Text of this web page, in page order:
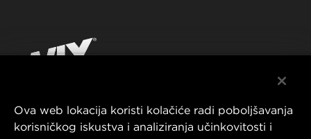
KONTAKTIRAJTE NAS
IMPRESSUM
YouTube
MANN+HUMMEL FT Poland
Ova web lokacija koristi kolačiće radi poboljšavanja
korisničkog iskustva i analiziranja učinkovitosti i